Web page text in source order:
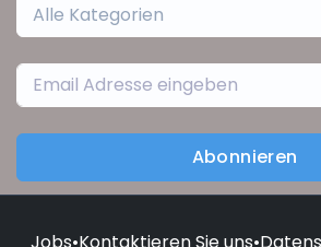
Alle Kategorien
Abonnieren
Jobs•Kontaktieren Sie uns•